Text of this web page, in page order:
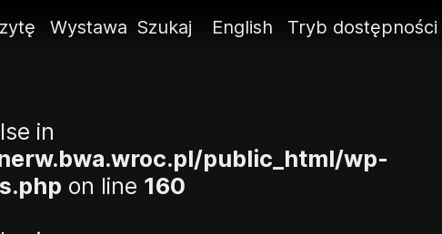
Wystawa Szukaj English Tryb dostępności
in
public_html/wp-
on line 160